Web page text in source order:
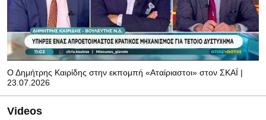
Ο Δημήτρης Καιρίδης στην εκπομπή «Αταίριαστοι» στον ΣΚΑΪ |
23.07.2026
Videos